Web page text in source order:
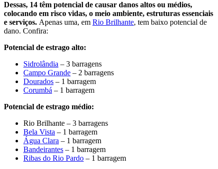
Dessas, 14 têm potencial de causar danos altos ou médios,
colocando em risco vidas, o meio ambiente, estruturas essenciais
e serviços. Apenas uma, em Rio Brilhante, tem baixo potencial de
dano. Confira:
Potencial de estrago alto:
Sidrolândia – 3 barragens
Campo Grande – 2 barragens
Dourados – 1 barragem
Corumbá – 1 barragem
Potencial de estrago médio:
Rio Brilhante – 3 barragens
Bela Vista – 1 barragem
Água Clara – 1 barragem
Bandeirantes – 1 barragem
Ribas do Rio Pardo – 1 barragem